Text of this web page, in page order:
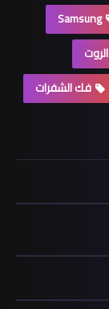
Samsung
الروت
فك الشفرات